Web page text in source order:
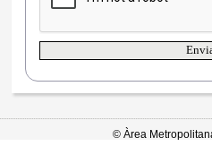
© Àrea